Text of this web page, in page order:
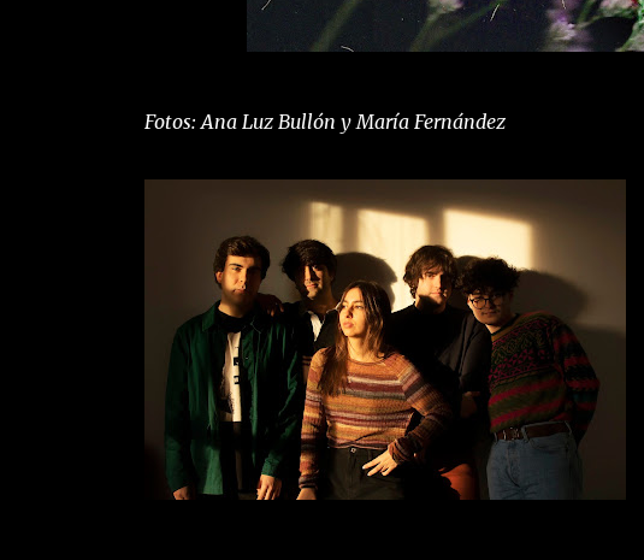
Fotos: Ana Luz Bullón y María Fernández